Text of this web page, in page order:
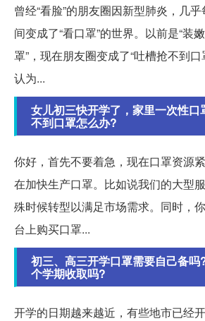
曾经“看脸”的朋友圈因新型肺炎，几
间变成了“看口罩”的世界。以前是“装
罩”，现在朋友圈变成了“吐槽抢不到
认为...
女儿初三快开学了，家里一次性口
不到口罩怎么办?
你好，首先不要着急，现在口罩资源
在加快生产口罩。比如说我们的大型
殊时候转型以满足市场需求。同时，
台上购买口罩...
初三、高三开学口罩需要自己备
个学期收取吗?
开学的日期越来越近，有些地市已经